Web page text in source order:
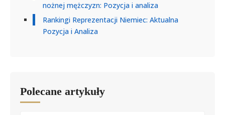
nożnej mężczyzn: Pozycja i analiza
Rankingi Reprezentacji Niemiec: Aktualna
Pozycja i Analiza
Polecane artykuły